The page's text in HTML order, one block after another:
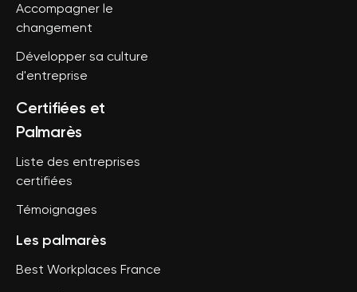
Accompagner le
changement
Développer sa culture
d'entreprise
Certifiées et
Palmarès
Liste des entreprises
certifiées
Témoignages
Les palmarès
Best Workplaces France